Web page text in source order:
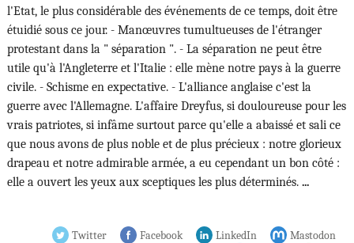
l'Etat, le plus considérable des événements de ce temps, doit être
étuidié sous ce jour. - Manœuvres tumultueuses de l'étranger
protestant dans la " séparation ". - La séparation ne peut être
utile qu'à l'Angleterre et l'Italie : elle mène notre pays à la guerre
civile. - Schisme en expectative. - L'alliance anglaise c'est la
guerre avec l'Allemagne. L'affaire Dreyfus, si douloureuse pour les
vrais patriotes, si infâme surtout parce qu'elle a abaissé et sali ce
que nous avons de plus noble et de plus précieux : notre glorieux
drapeau et notre admirable armée, a eu cependant un bon côté :
elle a ouvert les yeux aux sceptiques les plus déterminés. ...
Twitter Facebook LinkedIn
Mastodon